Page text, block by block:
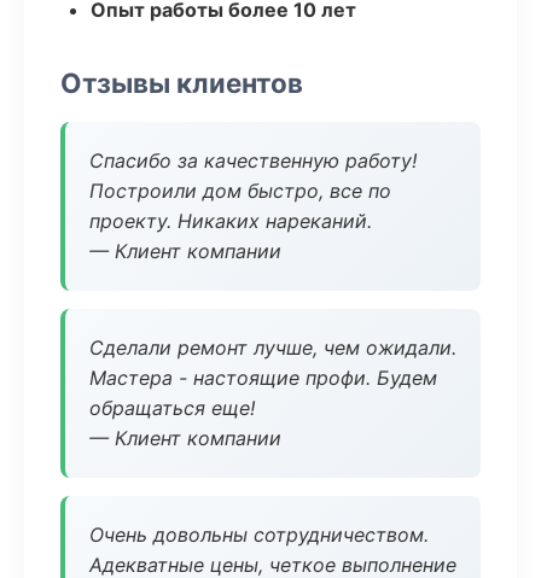
Опыт работы более 10 лет
Отзывы клиентов
Спасибо за качественную работу!
Построили дом быстро, все по
проекту. Никаких нареканий.
— Клиент компании
Сделали ремонт лучше, чем ожидали.
Мастера - настоящие профи. Будем
обращаться еще!
— Клиент компании
Очень довольны сотрудничеством.
Адекватные цены, четкое выполнение